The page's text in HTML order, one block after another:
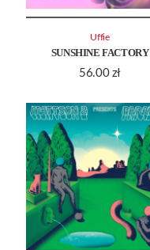
SUNSHINE FACTORY
56.00 zł
Uffie